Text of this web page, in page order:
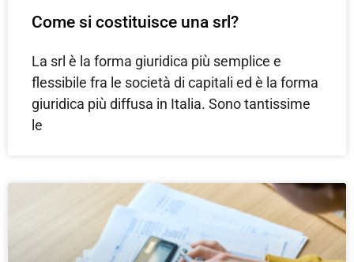
Come si costituisce una srl?
La srl è la forma giuridica più semplice e
flessibile fra le società di capitali ed è la forma
giuridica più diffusa in Italia. Sono tantissime
le